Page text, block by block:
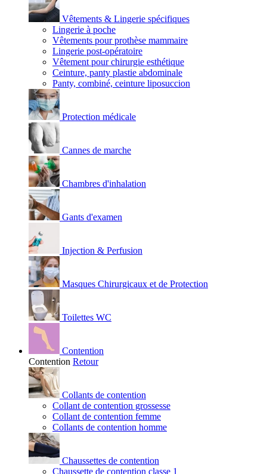
Vêtements & Lingerie spécifiques
Lingerie à poche
Vêtements pour prothèse mammaire
Lingerie post-opératoire
Vêtement pour chirurgie esthétique
Ceinture, panty plastie abdominale
Panty, combiné, ceinture liposuccion
Protection médicale
Cannes de marche
Chambres d'inhalation
Gants d'examen
Injection & Perfusion
Masques Chirurgicaux et de Protection
Toilettes WC
Contention
Contention Retour
Collants de contention
Collant de contention grossesse
Collant de contention femme
Collants de contention homme
Chaussettes de contention
Chaussette de contention classe 1